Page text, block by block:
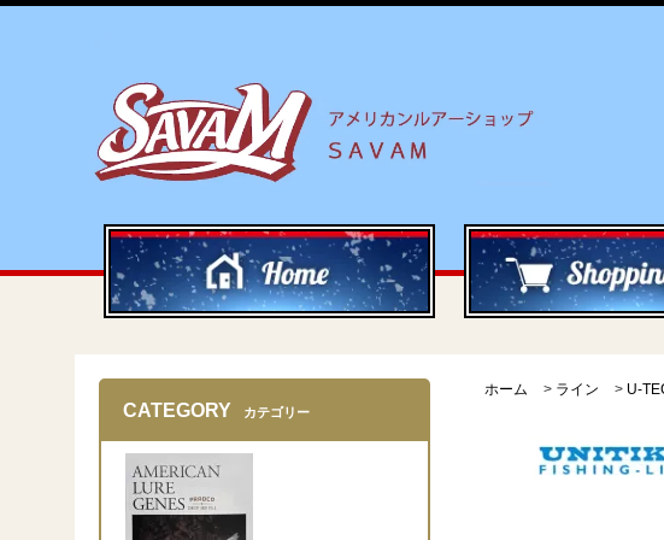
ホーム > ライン > U-
CATEGORY カテゴリー